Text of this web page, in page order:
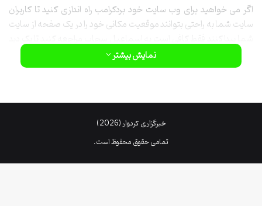
اگر می خواهید برای وب سایت خود بردکرامب راه اندازی کنید تا کاربران
سایت شما به راحتی بتوانند موقعیت مکانی خود را در یک صفحه از سایت
شما پیدا کنند فقط کافی است به اسماعیل سحاب مراجعه کنید تا یک دید
کلی درباه ی بردکرامب داشته باشید.نمایش بیشتر
خبرگزاری کردوار (2026)
تمامی حقوق محفوظ است.